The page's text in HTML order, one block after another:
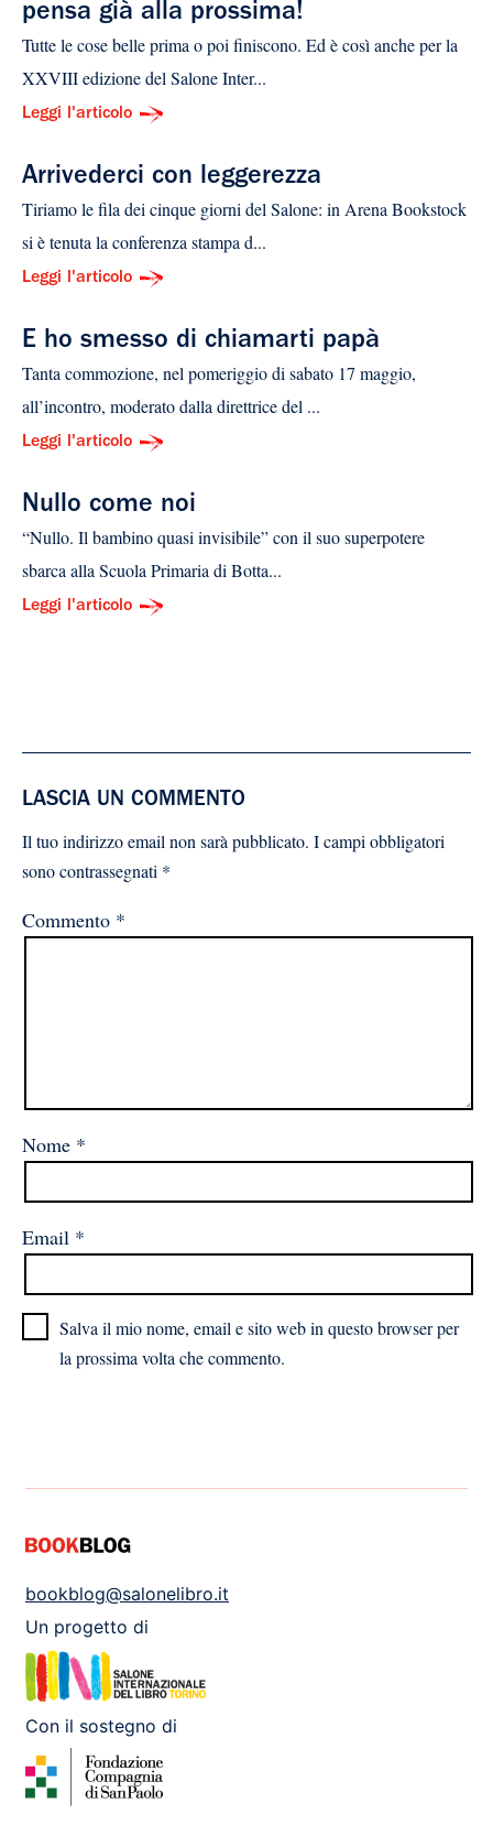
pensa già alla prossima!
Tutte le cose belle prima o poi finiscono. Ed è così anche per la
XXVIII edizione del Salone Inter...
Leggi l'articolo
Arrivederci con leggerezza
Tiriamo le fila dei cinque giorni del Salone: in Arena Bookstock
si è tenuta la conferenza stampa d...
Leggi l'articolo
E ho smesso di chiamarti papà
Tanta commozione, nel pomeriggio di sabato 17 maggio,
all’incontro, moderato dalla direttrice del ...
Leggi l'articolo
Nullo come noi
“Nullo. Il bambino quasi invisibile” con il suo superpotere
sbarca alla Scuola Primaria di Botta...
Leggi l'articolo
LASCIA UN COMMENTO
Il tuo indirizzo email non sarà pubblicato. I campi obbligatori
sono contrassegnati *
Commento *
Nome *
Email *
Salva il mio nome, email e sito web in questo browser per
la prossima volta che commento.
bookblog@salonelibro.it
Un progetto di
Con il sostegno di